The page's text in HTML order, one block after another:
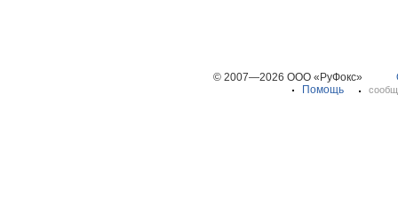
© 2007—2026 ООО «РуФокс»
Помощь